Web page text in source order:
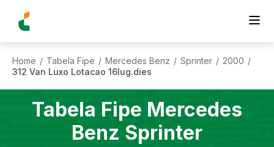
Home / Tabela Fipe / Mercedes Benz / Sprinter / 2000 /
312 Van Luxo Lotacao 16lug.dies
Tabela Fipe Mercedes
Benz Sprinter